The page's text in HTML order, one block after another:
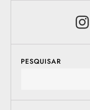
PESQUISAR